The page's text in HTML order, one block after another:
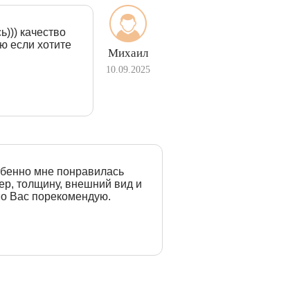
Михаил
10.09.2025
качество
если хотите
мне понравилась
толщину, внешний вид и
Вас порекомендую.